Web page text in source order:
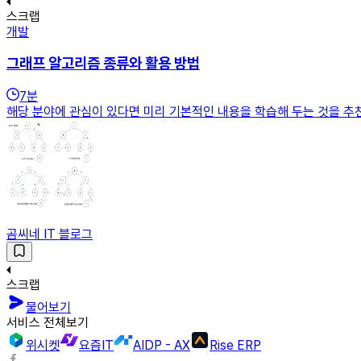
스크랩
개발
그래프 알고리즘 종류와 활용 방법
7분
해당 분야에 관심이 있다면 미리 기본적인 내용을 학습해 두는 것을 추
곰씨네 IT 블로그
스크랩
물어보기
서비스 전체보기
위시켓
요즘IT AIDP - AX Rise ERP